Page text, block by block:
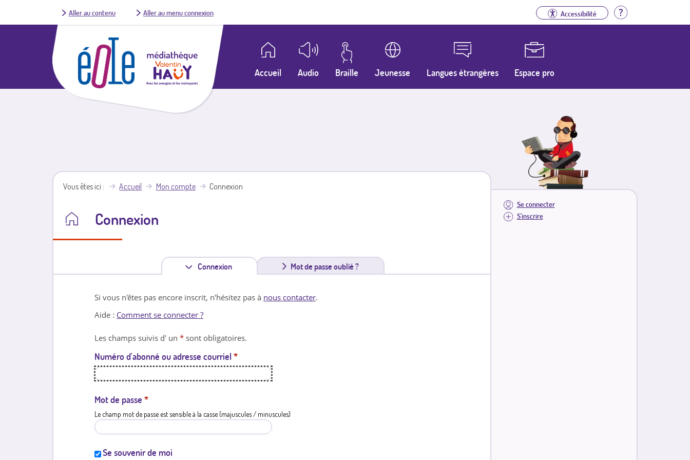
Aller au contenu Aller au menu connexion Accessibilité Aide
Accueil Audio Braille Jeunesse Langues étrangères Espace pro
Se connecter
S'inscrire
Vous êtes ici Accueil Mon compte Connexion
Connexion
Connexion
n
l
e
Mot de passe oublié ?
Si vous n'êtes pas encore inscrit, n'hésitez pas à nous contacter.
Aide : Comment se connecter ?
Les champs suivis d' un * sont obligatoires.
Numéro d'abonné ou adresse courriel *
Mot de passe *
Le champ mot de passe est sensible à la casse (majuscules / minuscules)
Se souvenir de moi